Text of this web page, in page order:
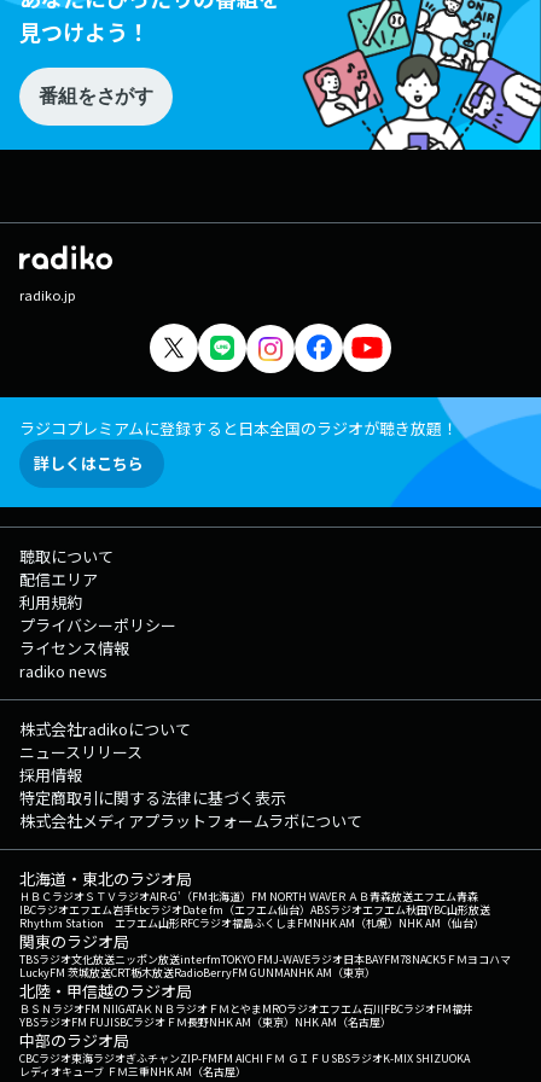
見つけよう！
番組をさがす
radiko.jp
ラジコプレミアムに登録すると日本全国のラジオが聴き放題！
詳しくはこちら
聴取について
配信エリア
利用規約
プライバシーポリシー
ライセンス情報
radiko news
株式会社radikoについて
ニュースリリース
採用情報
特定商取引に関する法律に基づく表示
株式会社メディアプラットフォームラボについて
北海道・東北のラジオ局
ＨＢＣラジオＳＴＶラジオAIR-G'（FM北海道） FM NORTH WAVEＲＡＢ青森放送エフエム青森
IBCラジオエフエム岩手tbcラジオDate fm（エフエム仙台） ABSラジオエフエム秋田YBC山形放送
Rhythm Station エフエム山形RFCラジオ福島ふくしまFMNHK AM（札幌） NHK AM（仙台）
関東のラジオ局
TBSラジオ文化放送ニッポン放送interfmTOKYO FMJ-WAVEラジオ日本BAYFM78NACK5 ＦＭヨコハマ
LuckyFM 茨城放送CRT栃木放送RadioBerryFM GUNMANHK AM（東京）
北陸・甲信越のラジオ局
ＢＳＮラジオFM NIIGATAＫＮＢラジオ ＦＭとやまMROラジオエフエム石川FBCラジオFM福井
YBSラジオFM FUJISBCラジオ ＦＭ長野NHK AM（東京） NHK AM（名古屋）
中部のラジオ局
CBCラジオ東海ラジオぎふチャンZIP-FMFM AICHI ＦＭ ＧＩＦＵ SBSラジオK-MIX SHIZUOKA
レディオキューブ ＦＭ三重NHK AM（名古屋）